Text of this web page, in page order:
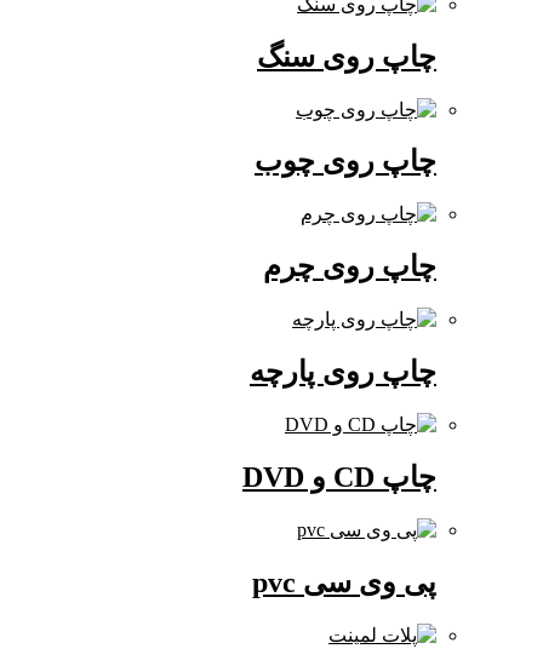
چاپ روی سنگ
چاپ روی چوب
چاپ روی چرم
چاپ روی پارچه
پی وی سی pvc